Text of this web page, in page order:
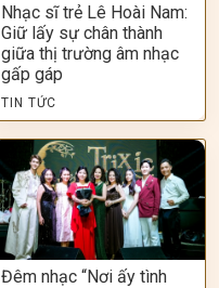
Nhạc sĩ trẻ Lê Hoài Nam:
Giữ lấy sự chân thành
giữa thị trường âm nhạc
gấp gáp
TIN TỨC
Đêm nhạc “Nơi ấy tình